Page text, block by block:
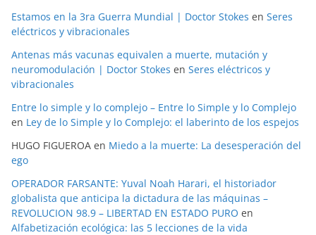
Estamos en la 3ra Guerra Mundial | Doctor Stokes en Seres
eléctricos y vibracionales
Antenas más vacunas equivalen a muerte, mutación y
neuromodulación | Doctor Stokes en Seres eléctricos y
vibracionales
Entre lo simple y lo complejo – Entre lo Simple y lo Complejo
en Ley de lo Simple y lo Complejo: el laberinto de los espejos
HUGO FIGUEROA en Miedo a la muerte: La desesperación del
ego
OPERADOR FARSANTE: Yuval Noah Harari, el historiador
globalista que anticipa la dictadura de las máquinas –
REVOLUCION 98.9 – LIBERTAD EN ESTADO PURO en
Alfabetización ecológica: las 5 lecciones de la vida